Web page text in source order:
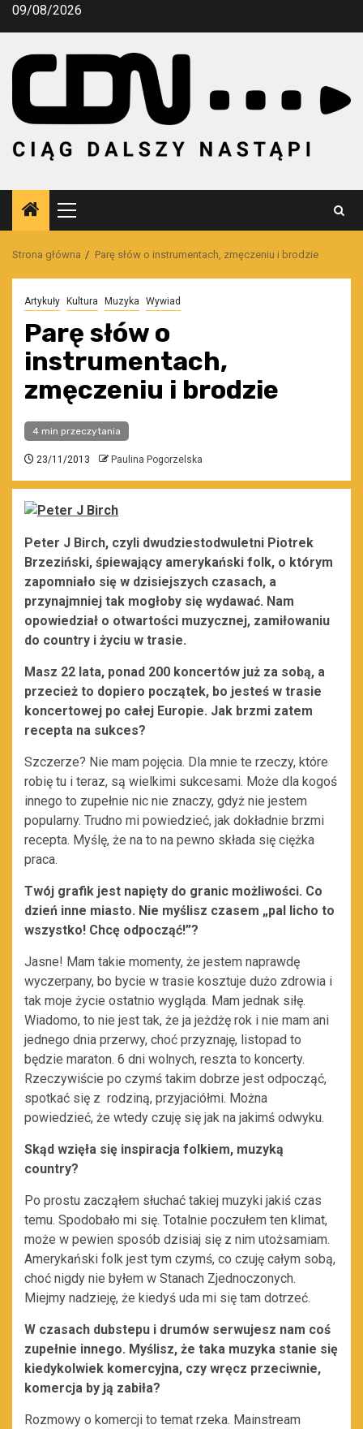
Przejdź
09/08/2026
Menu
główne
Strona główna Parę słów o instrumentach, zmęczeniu i brodzie
Artykuły Kultura Muzyka Wywiad
Parę słów o
instrumentach,
zmęczeniu i brodzie
4 min przeczytania
23/11/2013 Paulina Pogorzelska
Peter J Birch, czyli dwudziestodwuletni Piotrek
Brzeziński, śpiewający amerykański folk, o którym
zapomniało się w dzisiejszych czasach, a
przynajmniej tak mogłoby się wydawać. Nam
opowiedział o otwartości muzycznej, zamiłowaniu
do country i życiu w trasie.
Masz 22 lata, ponad 200 koncertów już za sobą, a
przecież to dopiero początek, bo jesteś w trasie
koncertowej po całej Europie. Jak brzmi zatem
recepta na sukces?
Szczerze? Nie mam pojęcia. Dla mnie te rzeczy, które
robię tu i teraz, są wielkimi sukcesami. Może dla kogoś
innego to zupełnie nic nie znaczy, gdyż nie jestem
popularny. Trudno mi powiedzieć, jak dokładnie brzmi
recepta. Myślę, że na to na pewno składa się ciężka
praca.
Twój grafik jest napięty do granic możliwości. Co
dzień inne miasto. Nie myślisz czasem „pal licho to
wszystko! Chcę odpocząć!”?
Jasne! Mam takie momenty, że jestem naprawdę
wyczerpany, bo bycie w trasie kosztuje dużo zdrowia i
tak moje życie ostatnio wygląda. Mam jednak siłę.
Wiadomo, to nie jest tak, że ja jeżdżę rok i nie mam ani
jednego dnia przerwy, choć przyznaję, listopad to
będzie maraton. 6 dni wolnych, reszta to koncerty.
Rzeczywiście po czymś takim dobrze jest odpocząć,
spotkać się z rodziną, przyjaciółmi. Można
powiedzieć, że wtedy czuję się jak na jakimś odwyku.
Skąd wzięła się inspiracja folkiem, muzyką
country?
Po prostu zacząłem słuchać takiej muzyki jakiś czas
temu. Spodobało mi się. Totalnie poczułem ten klimat,
może w pewien sposób dzisiaj się z nim utożsamiam.
Amerykański folk jest tym czymś, co czuję całym sobą,
choć nigdy nie byłem w Stanach Zjednoczonych.
Miejmy nadzieję, że kiedyś uda mi się tam dotrzeć.
W czasach dubstepu i drumów serwujesz nam coś
zupełnie innego. Myślisz, że taka muzyka stanie się
kiedykolwiek komercyjna, czy wręcz przeciwnie,
komercja by ją zabiła?
Rozmowy o komercji to temat rzeka. Mainstream